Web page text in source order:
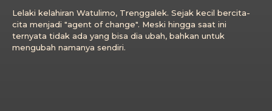
Lelaki kelahiran Watulimo, Trenggalek. Sejak kecil bercita-
cita menjadi "agent of change". Meski hingga saat ini
ternyata tidak ada yang bisa dia ubah, bahkan untuk
mengubah namanya sendiri.